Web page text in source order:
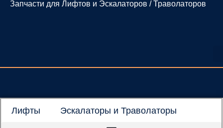
Перейти
Запчасти для Лифтов и Эскалаторов / Траволаторов
Лифты Эскалаторы и Траволаторы